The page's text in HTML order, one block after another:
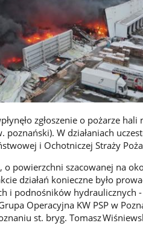
zgłoszenie o pożarze
W działaniach
i Ochotniczej Straży
powierzchni szacowanej na
działań konieczne było
i podnośników hydraulicznych -
Operacyjna KW PSP w
st. bryg. Tomasz